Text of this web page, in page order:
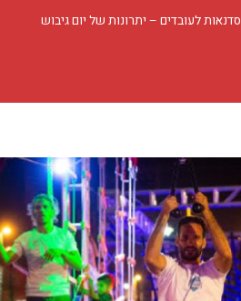
סדנאות לעובדים – יתרונות של יום גיבוש